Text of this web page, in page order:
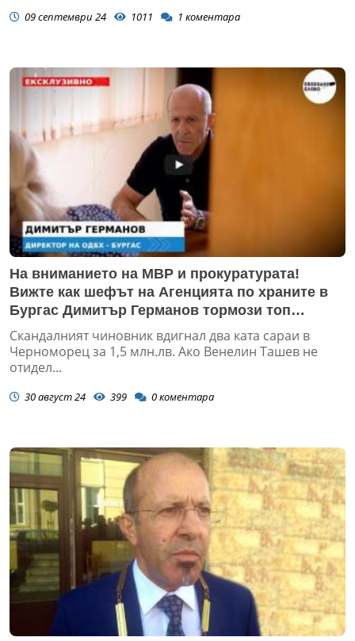
09 септември 24 1011 1 коментара
На вниманието на МВР и прокуратурата!
Вижте как шефът на Агенцията по храните в
Бургас Димитър Германов тормози топ
хотелиер насред сезона! (СКАНДАЛНО
ВИДЕО)
Скандалният чиновник вдигнал два ката сараи в
Черноморец за 1,5 млн.лв. Ако Венелин Ташев не
отидел...
30 август 24 399 0коментара